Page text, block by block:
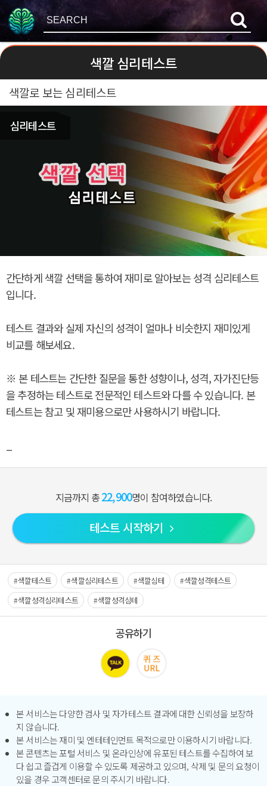
색깔 심리테스트
색깔로 보는 심리테스트
심리테스트
간단하게 색깔 선택을 통하여 재미로 알아보는 성격 심리테스트
입니다.
테스트 결과와 실제 자신의 성격이 얼마나 비슷한지 재미있게
비교를 해보세요.
※ 본 테스트는 간단한 질문을 통한 성향이나, 성격, 자가진단등
을 추정하는 테스트로 전문적인 테스트와 다를 수 있습니다. 본
테스트는 참고 및 재미용으로만 사용하시기 바랍니다.
지금까지 총22,900명이 참여하였습니다.
테스트 시작하기
색깔테스트 색깔심리테스트 색깔심테
색깔성격테스트
색깔성격심리테스트
색깔성격심테
공유하기
본 서비스는 다양한 검사 및 자가테스트 결과에 대한 신뢰성을 보장하
지 않습니다.
본 서비스는 재미 및 엔테테인먼트 목적으로만 이용하시기 바랍니다.
본 콘텐츠는 포털 서비스 및 온라인상에 유포된 테스트를 수집하여 보
다 쉽고 즐겁게 이용할 수 있도록 제공하고 있으며, 삭제 및 문의 요청이
있을 경우 고객센터로 문의 주시기 바랍니다.